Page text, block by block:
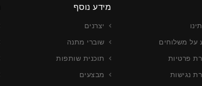
על משלוחים
פרטיות
נגישות
מידע נוסף
יצרנים
שוברי מתנה
תוכנית שותפות
מבצעים